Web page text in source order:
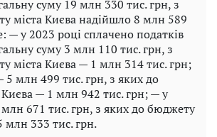
суму 19 млн 330 тис. грн, з
міста Києва надійшло 8 млн 589
— у 2023 році сплачено податків
суму 3 млн 110 тис. грн, з
міста Києва — 1 млн 314 тис. грн;
5 млн 499 тис. грн, з яких до
— 1 млн 942 тис. грн; — у
671 тис. грн, з яких до бюджету
млн 333 тис. грн.